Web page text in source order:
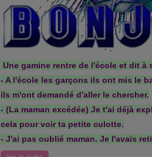
Une gamine rentre de l'école et dit à
- A l'école les garçons ils ont mis le
ils m'ont demandé d'aller le chercher.
- (La maman excédée) Je t'ai déjà
cela pour voir ta petite culotte.
- J'ai pas oublié maman. Je l'avais